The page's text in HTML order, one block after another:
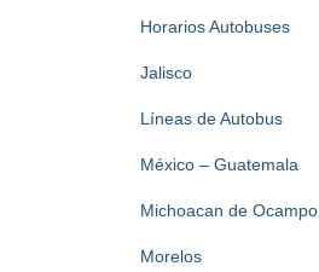
Horarios Autobuses
Jalisco
Líneas de Autobus
México – Guatemala
Michoacan de Ocampo
Morelos